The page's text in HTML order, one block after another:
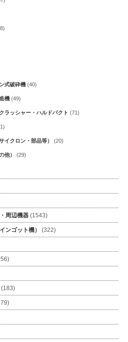
式破砕機 (40)
機 (49)
ラッシャー・ハルドパクト (71)
イクロン・部品等） (20)
他） (29)
周辺機器 (1543)
ンゴット機） (322)
(183)